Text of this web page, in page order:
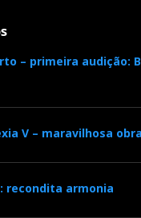
– primeira audição:
V – maravilhosa
recondita armonia